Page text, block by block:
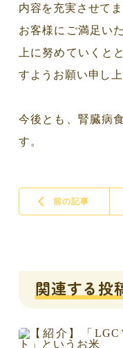
内容を充実させてま
お客様にご満足い
上に努めていくと
すようお願い申し上
今後とも、腎臓病
す。
前の記事
関連する投